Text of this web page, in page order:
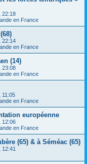
22:18
en France
22:14
en France
(14)
23:08
en France
11:05
en France
européenne
12:06
en France
(65) & à Séméac (65)
12:41